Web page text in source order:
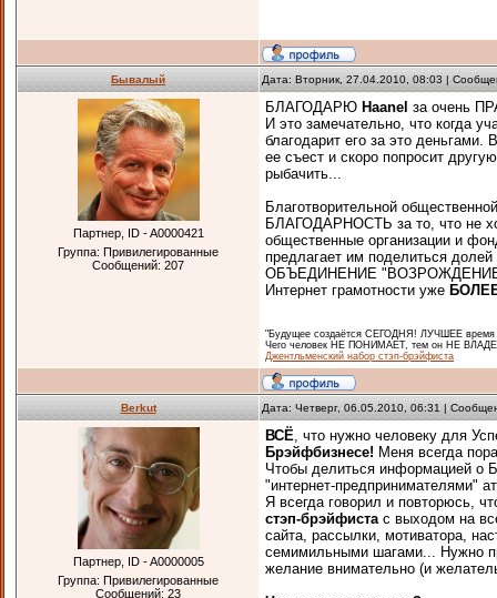
Бывалый Дата: Вторник, 27.04.2010, 08:03 |
Партнер, ID - A0000421
Группа: Привилегированные
Сообщений: 207
БЛАГОДАРЮ Haanel за очень
И это замечательно, что когда
благодарит его за это
ее съест и скоро попросит
рыбачить...
Благотворительной
БЛАГОДАРНОСТЬ за то, что не
общественные организации и
предлагает им поделиться
ОБЪЕДИНЕНИЕ
Интернет грамотности уже
"Будущее создаётся СЕГОДНЯ! ЛУЧШЕЕ время
Чего человек НЕ ПОНИМАЕТ, тем он НЕ
Джентльменский набор стэп-брэйфиста
Berkut Дата: Четверг, 06.05.2010, 06:31 |
Партнер, ID - A0000005
Группа: Привилегированные
Сообщений: 23
ВСЁ, что нужно человеку для
Брэйфбизнесе! Меня всегда
Чтобы делиться информацией о
"интернет-предпринимателями"
Я всегда говорил и повторюсь,
стэп-брэйфистас выходом на
сайта, рассылки, мотиватора,
семимильными шагами... Нужно
желание внимательно (и